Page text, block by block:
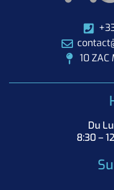
10
Du
8:30 –